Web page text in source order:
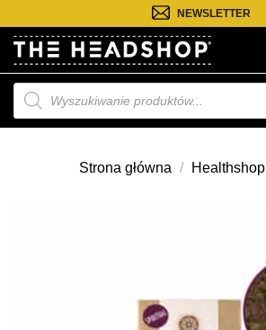
do
treści
NEWSLETTER
Wyszukiwarka
produktów
Strona główna / Healthshop